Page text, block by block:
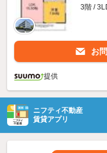
3階 /
お
提供
ニフティ不動産
賃貸アプリ